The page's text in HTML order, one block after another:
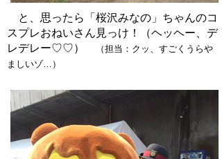
と、思ったら「桜沢みなの」ちゃんのコ
スプレおねいさん見っけ！（ヘッヘー、デ
レデレー♡♡）
（担当：クッ、すごくうらや
ましいゾ…）